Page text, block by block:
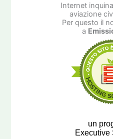
Internet
aviazione
Per questo il
a
un
Executive